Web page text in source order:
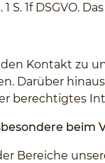
1 S. 1f
Kontakt zu
Darüber
beim
Bereiche